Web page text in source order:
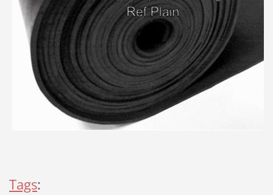
Tags: